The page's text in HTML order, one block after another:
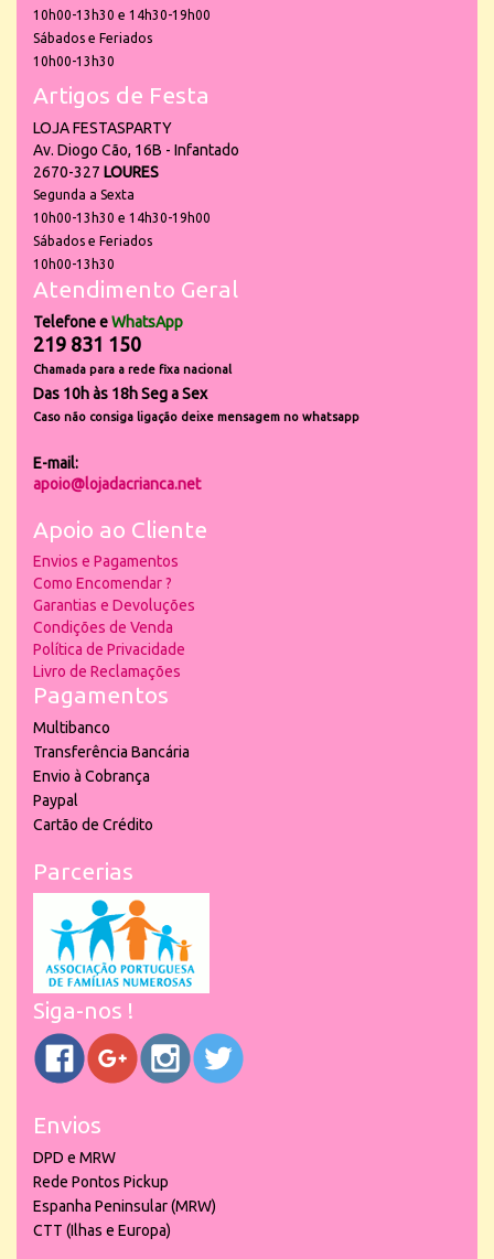
10h00-13h30 e 14h30-19h00
Sábados e Feriados
10h00-13h30
Artigos de Festa
LOJA FESTASPARTY
Av. Diogo Cão, 16B - Infantado
2670-327 LOURES
Segunda a Sexta
10h00-13h30 e 14h30-19h00
Sábados e Feriados
10h00-13h30
Atendimento Geral
Telefone eWhatsApp
219 831 150
Chamada para a rede fixa nacional
Das 10h às 18h Seg a Sex
Caso não consiga ligação deixe mensagem no whatsapp
E-mail:
apoio@lojadacrianca.net
Apoio ao Cliente
Envios e Pagamentos
Como Encomendar ?
Garantias e Devoluções
Condições de Venda
Política de Privacidade
Livro de Reclamações
Pagamentos
Multibanco
Transferência Bancária
Envio à Cobrança
Paypal
Cartão de Crédito
Parcerias
Siga-nos !
Envios
DPD e MRW
Rede Pontos Pickup
Espanha Peninsular (MRW)
CTT (Ilhas e Europa)